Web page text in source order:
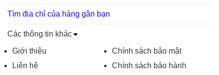
Tìm địa chỉ của hàng gần bạn
Các thông tin khác
Giới thiệu
Liên hệ
Chính sách bảo mật
Chính sách bảo hành